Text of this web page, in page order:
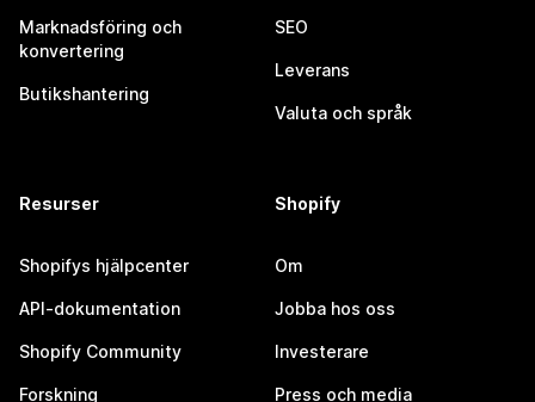
Marknadsföring och
konvertering
Butikshantering
SEO
Leverans
Valuta och språk
Resurser
Shopifys hjälpcenter
API-dokumentation
Shopify Community
Forskning
Shopify
Om
Jobba hos oss
Investerare
Press och media